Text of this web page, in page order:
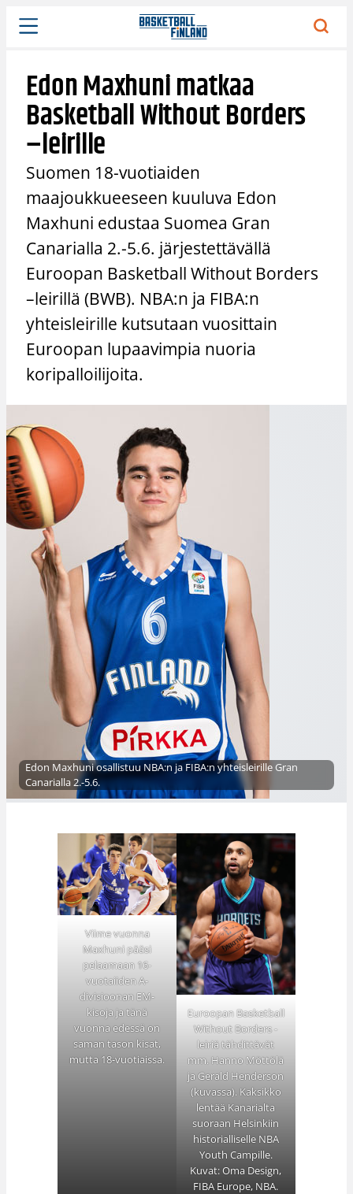
Siirry
sisältöön
Edon Maxhuni matkaa
Basketball Without Borders
–leirille
Suomen 18-vuotiaiden
maajoukkueeseen kuuluva Edon
Maxhuni edustaa Suomea Gran
Canarialla 2.-5.6. järjestettävällä
Euroopan Basketball Without Borders
–leirillä (BWB). NBA:n ja FIBA:n
yhteisleirille kutsutaan vuosittain
Euroopan lupaavimpia nuoria
koripalloilijoita.
Edon Maxhuni osallistuu NBA:n ja FIBA:n yhteisleirille Gran
Canarialla 2.-5.6.
Viime vuonna
Maxhuni pääsi
pelaamaan 16-
vuotaiiden A-
divisioonan EM-
kisoja ja tänä
vuonna edessä on
saman tason kisat,
mutta 18-vuotiaissa.
Euroopan Basketball
Without Borders -
leiriä tähdittävät
mm. Hanno Möttölä
ja Gerald Henderson
(kuvassa). Kaksikko
lentää Kanarialta
suoraan Helsinkiin
historialliselle NBA
Youth Campille.
Kuvat: Oma Design,
FIBA Europe, NBA.